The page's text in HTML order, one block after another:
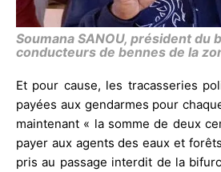
Soumana SANOU, président du
conducteurs de bennes de la
Et pour cause, les tracasseries
payées aux gendarmes pour
maintenant « la somme de deux
payer aux agents des eaux et
pris au passage interdit de la